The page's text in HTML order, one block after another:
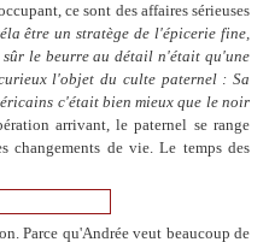
ce sont des affaires sérieuses
être un stratège de l'épicerie fine,
le beurre au détail n'était qu'une
l'objet du culte paternel : Sa
c'était bien mieux que le noir
arrivant, le paternel se range
changements de vie. Le temps des
Parce qu'Andrée veut beaucoup de